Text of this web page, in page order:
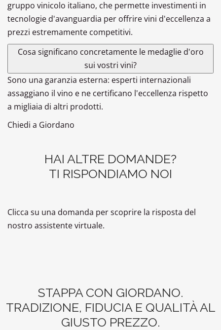
gruppo vinicolo italiano, che permette investimenti in
tecnologie d'avanguardia per offrire vini d'eccellenza a
prezzi estremamente competitivi.
Cosa significano concretamente le medaglie d'oro
sui vostri vini?
Sono una garanzia esterna: esperti internazionali
assaggiano il vino e ne certificano l'eccellenza rispetto
a migliaia di altri prodotti.
Chiedi a Giordano
HAI ALTRE DOMANDE?
TI RISPONDIAMO NOI
Clicca su una domanda per scoprire la risposta del
nostro assistente virtuale.
STAPPA CON GIORDANO.
TRADIZIONE, FIDUCIA E QUALITÀ AL
GIUSTO PREZZO.